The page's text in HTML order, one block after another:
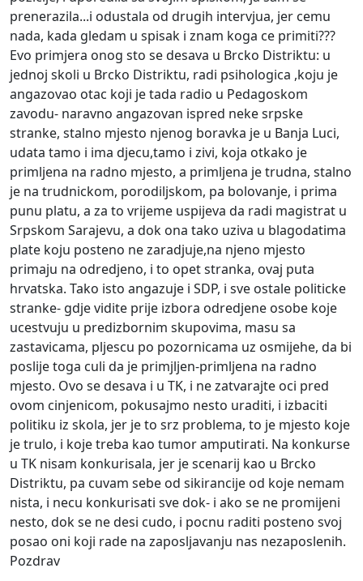
prenerazila...i odustala od drugih intervjua, jer cemu
nada, kada gledam u spisak i znam koga ce primiti???
Evo primjera onog sto se desava u Brcko Distriktu: u
jednoj skoli u Brcko Distriktu, radi psihologica ,koju je
angazovao otac koji je tada radio u Pedagoskom
zavodu- naravno angazovan ispred neke srpske
stranke, stalno mjesto njenog boravka je u Banja Luci,
udata tamo i ima djecu,tamo i zivi, koja otkako je
primljena na radno mjesto, a primljena je trudna, stalno
je na trudnickom, porodiljskom, pa bolovanje, i prima
punu platu, a za to vrijeme uspijeva da radi magistrat u
Srpskom Sarajevu, a dok ona tako uziva u blagodatima
plate koju posteno ne zaradjuje,na njeno mjesto
primaju na odredjeno, i to opet stranka, ovaj puta
hrvatska. Tako isto angazuje i SDP, i sve ostale politicke
stranke- gdje vidite prije izbora odredjene osobe koje
ucestvuju u predizbornim skupovima, masu sa
zastavicama, pljescu po pozornicama uz osmijehe, da bi
poslije toga culi da je primjljen-primljena na radno
mjesto. Ovo se desava i u TK, i ne zatvarajte oci pred
ovom cinjenicom, pokusajmo nesto uraditi, i izbaciti
politiku iz skola, jer je to srz problema, to je mjesto koje
je trulo, i koje treba kao tumor amputirati. Na konkurse
u TK nisam konkurisala, jer je scenarij kao u Brcko
Distriktu, pa cuvam sebe od sikirancije od koje nemam
nista, i necu konkurisati sve dok- i ako se ne promijeni
nesto, dok se ne desi cudo, i pocnu raditi posteno svoj
posao oni koji rade na zaposljavanju nas nezaposlenih.
Pozdrav